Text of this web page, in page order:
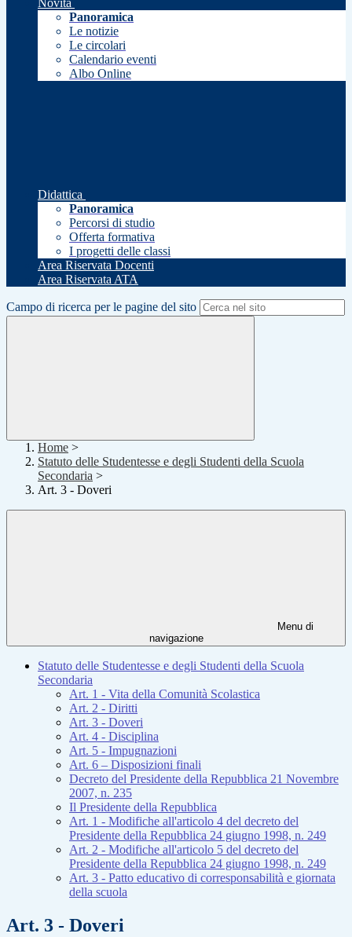
Novità
Panoramica
Le notizie
Le circolari
Calendario eventi
Albo Online
Didattica
Panoramica
Percorsi di studio
Offerta formativa
I progetti delle classi
Area Riservata Docenti
Area Riservata ATA
Campo di ricerca per le pagine del sito
Home >
Statuto delle Studentesse e degli Studenti della Scuola
Secondaria >
Art. 3 - Doveri
Menu di
navigazione
Statuto delle Studentesse e degli Studenti della Scuola
Secondaria
Art. 1 - Vita della Comunità Scolastica
Art. 2 - Diritti
Art. 3 - Doveri
Art. 4 - Disciplina
Art. 5 - Impugnazioni
Art. 6 – Disposizioni finali
Decreto del Presidente della Repubblica 21 Novembre
2007, n. 235
Il Presidente della Repubblica
Art. 1 - Modifiche all'articolo 4 del decreto del
Presidente della Repubblica 24 giugno 1998, n. 249
Art. 2 - Modifiche all'articolo 5 del decreto del
Presidente della Repubblica 24 giugno 1998, n. 249
Art. 3 - Patto educativo di corresponsabilità e giornata
della scuola
Art. 3 - Doveri